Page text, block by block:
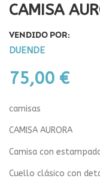
CAMISA
VENDIDO POR:
DUENDE
75,00 €
camisas
CAMISA AURORA
Camisa con
Cuello clásico con